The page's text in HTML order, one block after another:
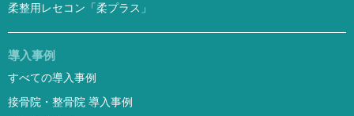
柔整用レセコン「柔プラス」
導入事例
すべての導入事例
接骨院・整骨院 導入事例